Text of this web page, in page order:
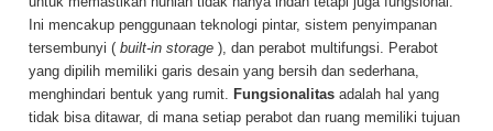
Ini mencakup penggunaan teknologi pintar, sistem penyimpanan
tersembunyi ( built-in storage ), dan perabot multifungsi. Perabot
yang dipilih memiliki garis desain yang bersih dan sederhana,
menghindari bentuk yang rumit. Fungsionalitas adalah hal yang
tidak bisa ditawar, di mana setiap perabot dan ruang memiliki tujuan